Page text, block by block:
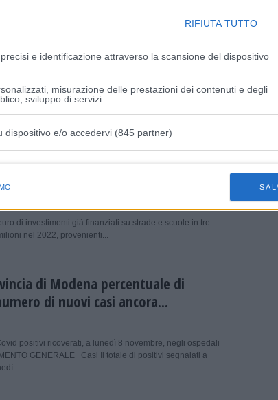
RIFIUTA TUTTO
e identificazione attraverso la scansione del dispositivo
misurazione delle prestazioni dei contenuti e degli
sviluppo di servizi
dispositivo e/o accedervi (845 partner)
professionalità”
volta da zero senza tener conto delle professionalità
in due anni di attività». Lo afferma la...
2022 e del Piano investimenti
Provincia di Modena
di investimenti già finanziati su strade e scuole in tre
nel 2022, provenienti...
di Modena percentuale di
di nuovi casi ancora...
positivi ricoverati, a lunedì 8 novembre, negli ospedali
GENERALE Casi Il totale di positivi segnalati a